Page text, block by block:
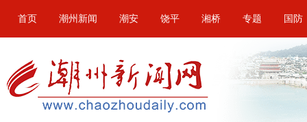
首页 潮州新闻 潮安 饶平 湘桥 专题 国防